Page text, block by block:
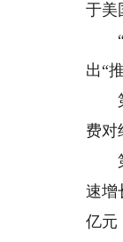
于美
“
出“
第
费对
第
速增
亿元